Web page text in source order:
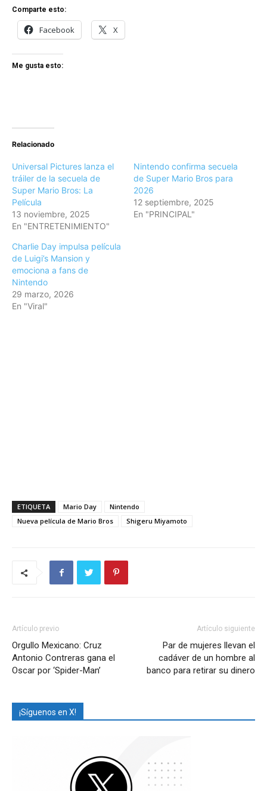
Comparte esto:
Facebook X
Me gusta esto:
Relacionado
Universal Pictures lanza el
tráiler de la secuela de
Super Mario Bros: La
Película
13 noviembre, 2025
En "ENTRETENIMIENTO"
Nintendo confirma secuela
de Super Mario Bros para
2026
12 septiembre, 2025
En "PRINCIPAL"
Charlie Day impulsa película
de Luigi’s Mansion y
emociona a fans de
Nintendo
29 marzo, 2026
En "Viral"
ETIQUETA Mario Day
Nintendo
Nueva película de Mario Bros
Shigeru Miyamoto
Artículo previo
Orgullo Mexicano: Cruz
Antonio Contreras gana el
Oscar por ‘Spider-Man’
Artículo siguiente
Par de mujeres llevan el
cadáver de un hombre al
banco para retirar su dinero
¡Síguenos en X!